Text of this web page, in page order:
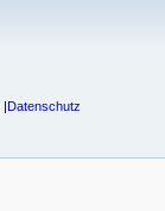
Datenschutz